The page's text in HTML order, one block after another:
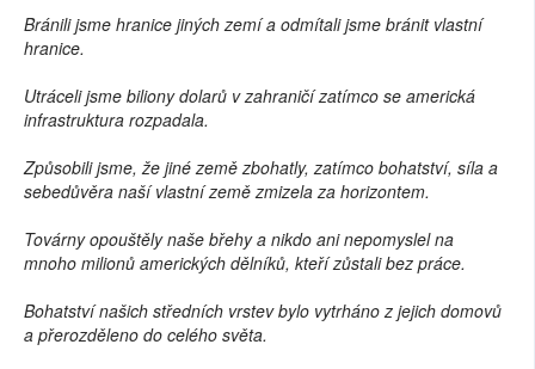
Bránili jsme hranice jiných zemí a odmítali jsme bránit vlastní
hranice.
Utráceli jsme biliony dolarů v zahraničí zatímco se americká
infrastruktura rozpadala.
Způsobili jsme, že jiné země zbohatly, zatímco bohatství, síla a
sebedůvěra naší vlastní země zmizela za horizontem.
Továrny opouštěly naše břehy a nikdo ani nepomyslel na
mnoho milionů amerických dělníků, kteří zůstali bez práce.
Bohatství našich středních vrstev bylo vytrháno z jejich domovů
a přerozděleno do celého světa.